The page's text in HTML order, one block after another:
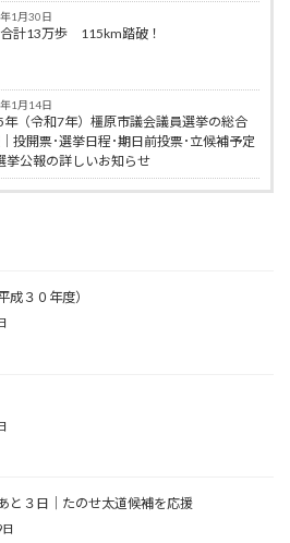
1月30日
合計13万歩 115km踏破！
1月14日
年（令和7年）橿原市議会議員選挙の総合
投開票･選挙日程･期日前投票･立候補予定
挙公報の詳しいお知らせ
成３０年度）
と３日｜たのせ太道候補を応援